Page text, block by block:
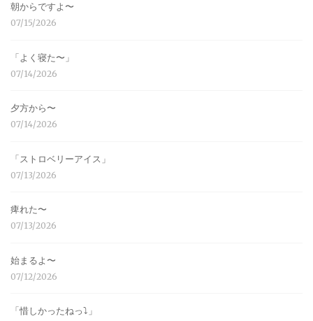
朝からですよ〜
07/15/2026
「よく寝た〜」
07/14/2026
夕方から〜
07/14/2026
「ストロベリーアイス」
07/13/2026
痺れた〜
07/13/2026
始まるよ〜
07/12/2026
「惜しかったねっ⤵︎」